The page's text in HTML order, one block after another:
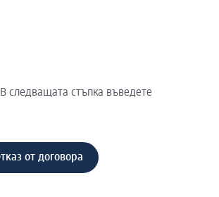
следващата стъпка въведете
от договора